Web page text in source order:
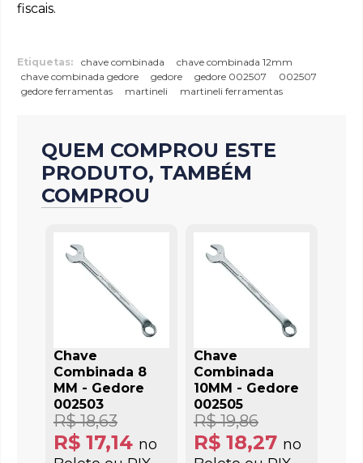
fiscais.
Etiquetas: chave combinada
chave combinada 12mm
chave combinada gedore
gedore gedore 002507
002507
gedore ferramentas
martineli martineli ferramentas
QUEM COMPROU ESTE
PRODUTO, TAMBÉM
COMPROU
Chave
Combinada 8
MM - Gedore
002503
R$ 17,14 no
R$ 18,63
Chave
Combinada
10MM - Gedore
002505
R$ 18,27 no
R$ 19,86